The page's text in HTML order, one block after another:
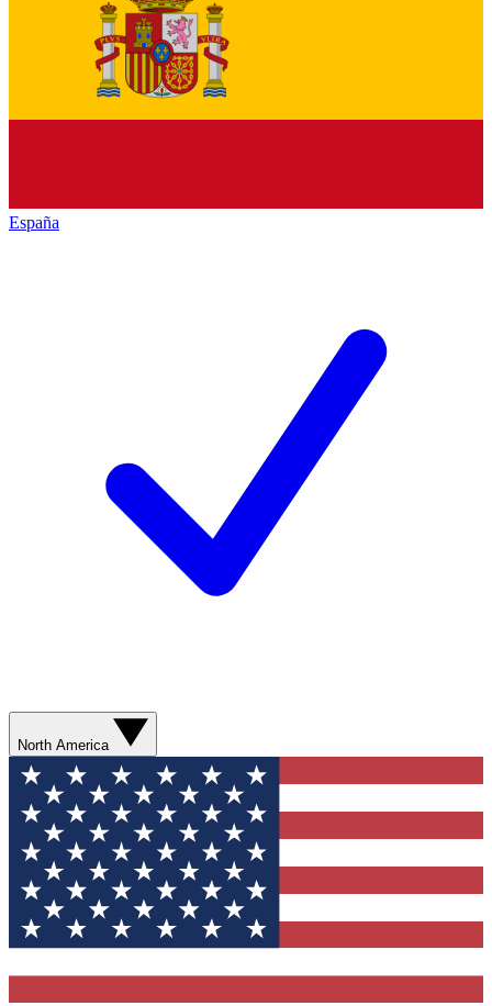
España
North America